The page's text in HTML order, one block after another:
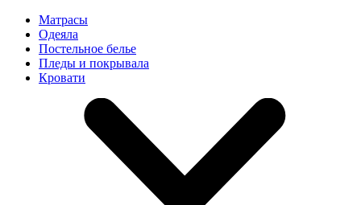
Матрасы
Одеяла
Постельное белье
Пледы и покрывала
Кровати